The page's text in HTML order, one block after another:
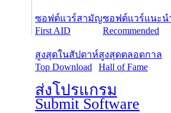
ซอฟต์แวร์สามัญ
First AID
ซอฟต์แวร์แนะน
Recommended
สูงสุดในสัปดาห์
Top Download
สูงสุดตลอดกาล
Hall of Fame
ส่งโปรแกรม
Submit Software